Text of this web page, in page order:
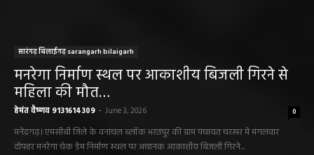
सारंगढ़ बिलाईगढ़ sarangarh bilaigarh
मनरेगा निर्माण स्थल पर आकाशीय बिजली गिरने से
महिला की मौत…
हेमंत वैष्णव 9131614309 - June 3, 2026 0
मनेंद्रगढ़। एमसीबी जिले के वनांचल ब्लॉक भरतपुर की ग्राम पंचायत चरखर में मंगलवार
दोपहर मनरेगा चेक डेम निर्माण स्थल पर अचानक आकाशीय बिजली गिरने...